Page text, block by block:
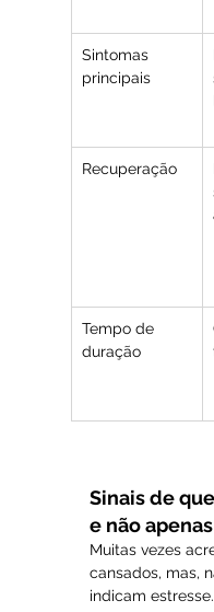
Sintomas
principais
Recuperação
Tempo de
duração
Sinais de
e não
Muitas vezes
cansados, mas,
indicam